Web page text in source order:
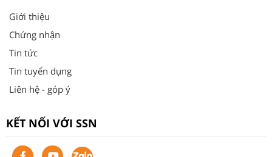
Giới thiệu
Chứng nhận
Tin tức
Tin tuyển dụng
Liên hệ - góp ý
KẾT NỐI VỚI SSN